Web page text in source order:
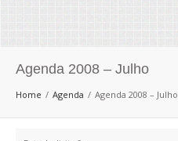
Agenda 2008 – Julho
Home Agenda Agenda 2008 – Julho